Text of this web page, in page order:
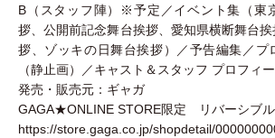
B（スタッフ陣）※予定／イベント集（東
拶、公開前記念舞台挨拶、愛知県横断舞台
拶、ゾッキの日舞台挨拶）／予告編集／プ
（静止画）／キャスト＆スタッフ プロフィー
発売・販売元：ギャガ
GAGA★ONLINE STORE限定 リバーシブル
https://store.gaga.co.jp/shopdetail/